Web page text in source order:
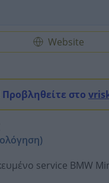
Website
Προβληθείτε στο
service BMW